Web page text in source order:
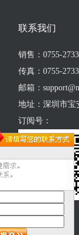
联系我们
销售：0755-
传真：0755-
邮箱：
地址：深圳市宝
订阅号：